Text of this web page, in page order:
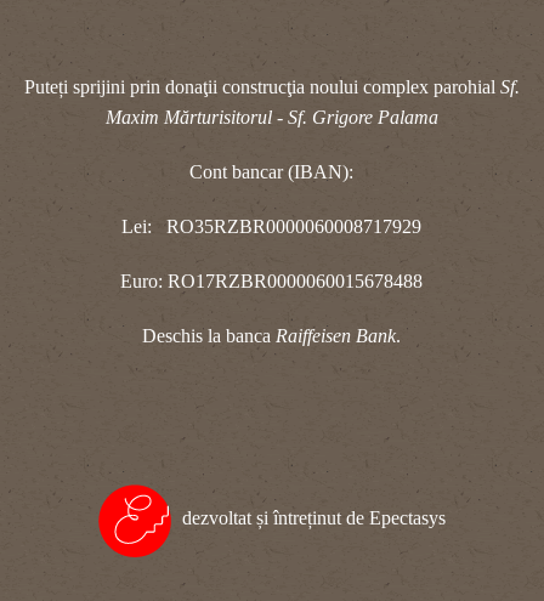
Puteți sprijini prin donaţii construcţia noului complex parohial Sf.
Maxim Mărturisitorul - Sf. Grigore Palama
Cont bancar (IBAN):
Lei: RO35RZBR0000060008717929
Euro: RO17RZBR0000060015678488
Deschis la banca Raiffeisen Bank.
dezvoltat și întreținut de Epectasys